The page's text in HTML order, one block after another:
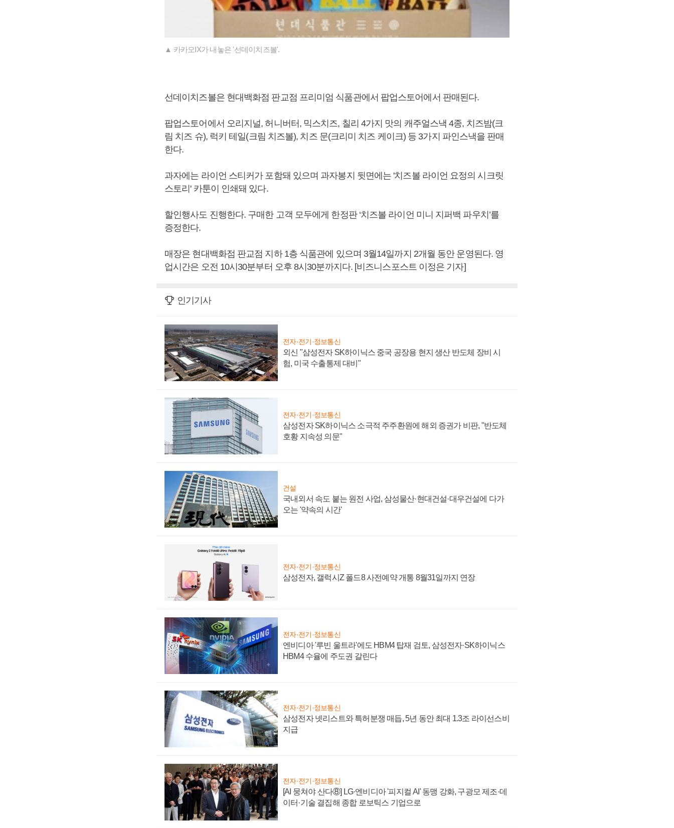
▲ 카카오IX가 내놓은 '선데이치즈볼'.
선데이치즈볼은 현대백화점 판교점 프리미엄 식품관에서 팝업스토어에서 판매된다.
팝업스토어에서 오리지널, 허니버터, 믹스치즈, 칠리 4가지 맛의 캐주얼스낵 4종, 치즈밤(크
림 치즈 슈), 럭키 테일(크림 치즈볼), 치즈 문(크리미 치즈 케이크) 등 3가지 파인스낵을 판매
한다.
과자에는 라이언 스티커가 포함돼 있으며 과자봉지 뒷면에는 '치즈볼 라이언 요정의 시크릿
스토리' 카툰이 인쇄돼 있다.
할인행사도 진행한다. 구매한 고객 모두에게 한정판 ‘치즈볼 라이언 미니 지퍼백 파우치’를
증정한다.
매장은 현대백화점 판교점 지하 1층 식품관에 있으며 3월14일까지 2개월 동안 운영된다. 영
업시간은 오전 10시30분부터 오후 8시30분까지다. [비즈니스포스트 이정은 기자]
인기기사
전자·전기·정보통신
외신 "삼성전자 SK하이닉스 중국 공장용 현지 생산 반도체 장비 시
험, 미국 수출통제 대비"
전자·전기·정보통신
삼성전자 SK하이닉스 소극적 주주환원에 해외 증권가 비판, "반도체
호황 지속성 의문"
건설
국내외서 속도 붙는 원전 사업, 삼성물산·현대건설·대우건설에 다가
오는 '약속의 시간'
전자·전기·정보통신
삼성전자, 갤럭시Z 폴드8 사전예약 개통 8월31일까지 연장
전자·전기·정보통신
엔비디아 '루빈 울트라'에도 HBM4 탑재 검토, 삼성전자·SK하이닉스
HBM4 수율에 주도권 갈린다
전자·전기·정보통신
삼성전자 넷리스트와 특허분쟁 매듭, 5년 동안 최대 1.3조 라이선스비
지급
전자·전기·정보통신
[AI 뭉쳐야 산다⑧] LG·엔비디아 '피지컬 AI' 동맹 강화, 구광모 제조·데
이터·기술 결집해 종합 로보틱스 기업으로